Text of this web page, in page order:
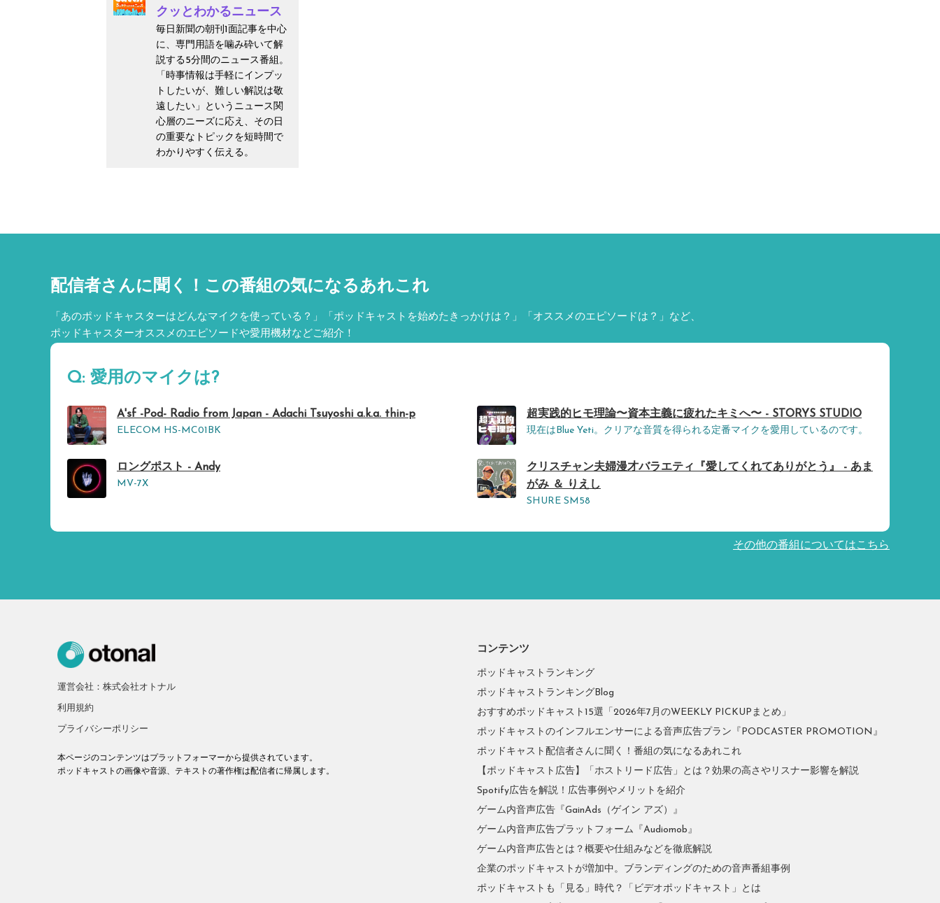
クッとわかるニュース
毎日新聞の朝刊1面記事を中心
に、専門用語を噛み砕いて解
説する5分間のニュース番組。
「時事情報は手軽にインプッ
トしたいが、難しい解説は敬
遠したい」というニュース関
心層のニーズに応え、その日
の重要なトピックを短時間で
わかりやすく伝える。
配信者さんに聞く！ この番組の気になるあれこれ
「あのポッドキャスターはどんなマイクを使っている？」「ポッドキャストを始めたきっかけは？」「オススメのエピソードは？」など、
ポッドキャスターオススメのエピソードや愛用機材などご紹介！
Q: 愛用のマイクは?
A'sf -Pod- Radio from Japan - Adachi Tsuyoshi a.k.a. thin-p
ELECOM HS-MC01BK
超実践的ヒモ理論〜資本主義に疲れたキミへ〜 - STORYS STUDIO
現在はBlue Yeti。クリアな音質を得られる定番マイクを愛用しているのです。
ロングポスト - Andy
MV-7X
クリスチャン夫婦漫才バラエティ『愛してくれてありがとう』 - あま
がみ ＆ りえし
SHURE SM58
その他の番組についてはこちら
運営会社：株式会社オトナル
利用規約
プライバシーポリシー
本ページのコンテンツはプラットフォーマーから提供されています。
ポッドキャストの画像や音源、テキストの著作権は配信者に帰属します。
コンテンツ
ポッドキャストランキング
ポッドキャストランキングBlog
おすすめポッドキャスト15選「2026年7月のWEEKLY PICKUPまとめ」
ポッドキャストのインフルエンサーによる音声広告プラン『PODCASTER PROMOTION』
ポッドキャスト配信者さんに聞く！番組の気になるあれこれ
【ポッドキャスト広告】「ホストリード広告」とは？効果の高さやリスナー影響を解説
Spotify広告を解説！広告事例やメリットを紹介
ゲーム内音声広告『GainAds（ゲイン アズ）』
ゲーム内音声広告プラットフォーム『Audiomob』
ゲーム内音声広告とは？概要や仕組みなどを徹底解説
企業のポッドキャストが増加中。ブランディングのための音声番組事例
ポッドキャストも「見る」時代？「ビデオポッドキャスト」とは